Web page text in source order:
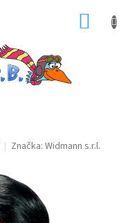
Značka: Widmann s.r.l.